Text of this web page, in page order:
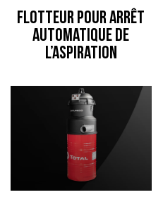
Flotteur pour arrêt
automatique de
l’aspiration